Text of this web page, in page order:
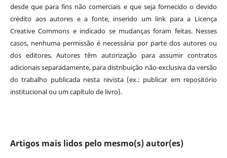
desde que para fins não comerciais e que seja fornecido o devido
crédito aos autores e a fonte, inserido um link para a Licença
Creative Commons e indicado se mudanças foram feitas. Nesses
casos, nenhuma permissão é necessária por parte dos autores ou
dos editores.Autores têm autorização para assumir contratos
adicionais separadamente, para distribuição não-exclusiva da versão
do trabalho publicada nesta revista (ex.: publicar em repositório
institucional ou um capítulo de livro).
Artigos mais lidos pelo mesmo(s) autor(es)